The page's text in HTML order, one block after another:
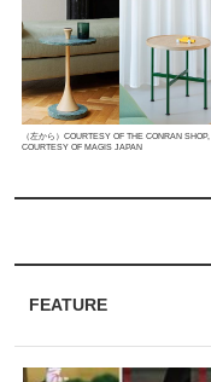
FEATURE
（左から）COURTESY OF THE CONRAN SHOP,
COURTESY OF MAGIS JAPAN